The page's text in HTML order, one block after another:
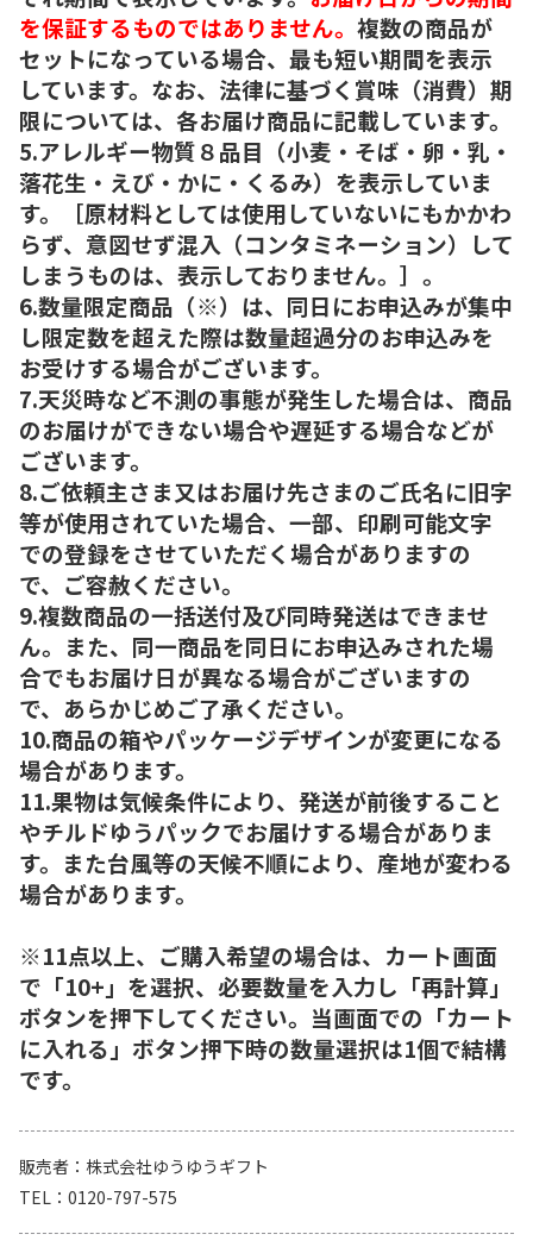
を保証するものではありません。 複数の商品が
セットになっている場合、最も短い期間を表示
しています。なお、法律に基づく賞味（消費）期
限については、各お届け商品に記載しています。
5.アレルギー物質８品目（小麦・そば・卵・乳・
落花生・えび・かに・くるみ）を表示していま
す。［原材料としては使用していないにもかかわ
らず、意図せず混入（コンタミネーション）して
しまうものは、表示しておりません。］。
6.数量限定商品（※）は、同日にお申込みが集中
し限定数を超えた際は数量超過分のお申込みを
お受けする場合がございます。
7.天災時など不測の事態が発生した場合は、商品
のお届けができない場合や遅延する場合などが
ございます。
8.ご依頼主さま又はお届け先さまのご氏名に旧字
等が使用されていた場合、一部、印刷可能文字
での登録をさせていただく場合がありますの
で、ご容赦ください。
9.複数商品の一括送付及び同時発送はできませ
ん。また、同一商品を同日にお申込みされた場
合でもお届け日が異なる場合がございますの
で、あらかじめご了承ください。
10.商品の箱やパッケージデザインが変更になる
場合があります。
11.果物は気候条件により、発送が前後すること
やチルドゆうパックでお届けする場合がありま
す。また台風等の天候不順により、産地が変わる
場合があります。
※11点以上、ご購入希望の場合は、カート画面
で「10+」を選択、必要数量を入力し「再計算」
ボタンを押下してください。当画面での「カート
に入れる」ボタン押下時の数量選択は1個で結構
です。
販売者
株式会社ゆうゆうギフト
TEL
0120-797-575